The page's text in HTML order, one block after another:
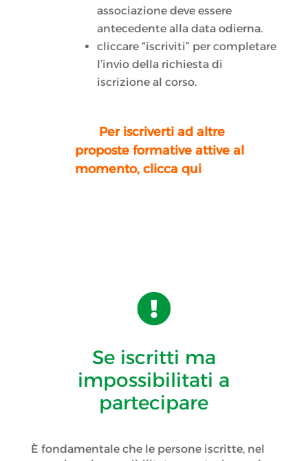
associazione deve essere
antecedente alla data odierna.
cliccare “iscriviti” per completare
l’invio della richiesta di
iscrizione al corso.
Per iscriverti ad altre
proposte formative attive al
momento, clicca qui

Se iscritti ma
impossibilitati a
partecipare
È fondamentale che le persone iscritte, nel